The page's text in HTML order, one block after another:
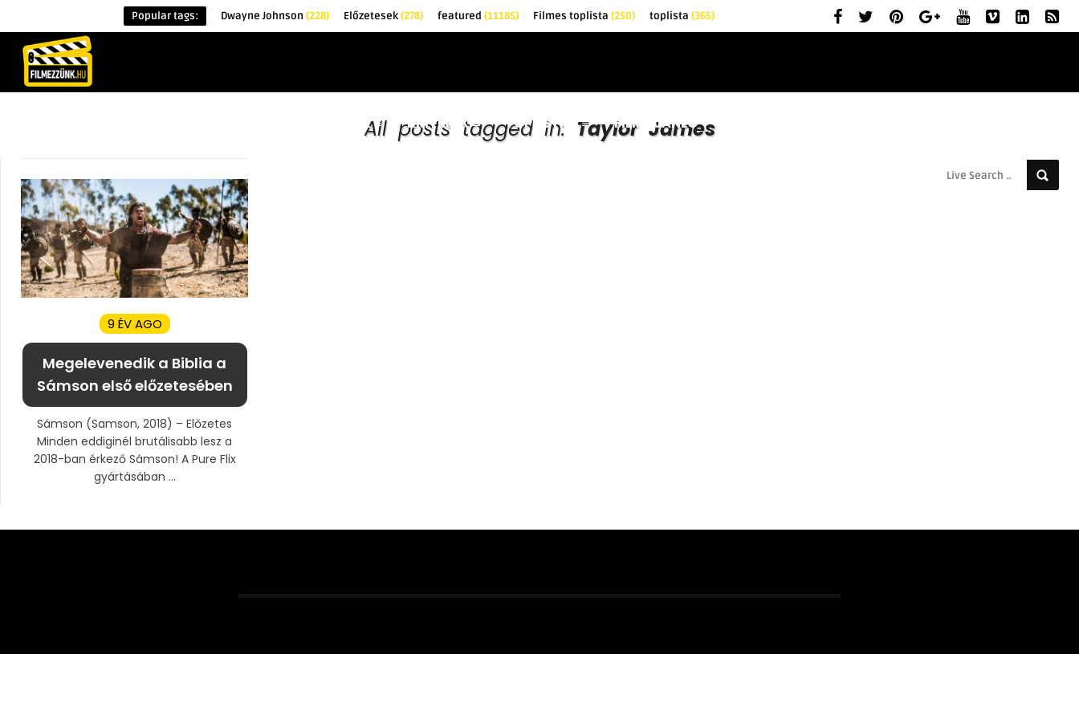
Popular tags: Dwayne Johnson (228) Előzetesek(278) featured (11185) Filmes toplista (250) toplista (365)
ÉRDEKESSÉGEK KRITIKÁK TOPLISTÁK FILMAJÁNLÓ
All posts tagged in: Taylor James
9 ÉV AGO
Megelevenedik a Biblia a
Sámson első előzetesében
Sámson (Samson, 2018) – Előzetes
Minden eddiginél brutálisabb lesz a
2018-ban érkező Sámson! A Pure Flix
gyártásában ...